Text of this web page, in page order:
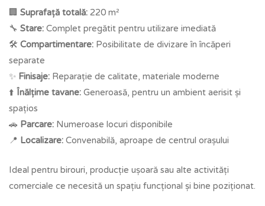
🏢 Suprafață totală: 220 m²
🔧 Stare: Complet pregătit pentru utilizare imediată
🛠️ Compartimentare: Posibilitate de divizare în încăperi
separate
✨ Finisaje: Reparație de calitate, materiale moderne
⬆️ Înălțime tavane: Generoasă, pentru un ambient aerisit și
spațios
🚗 Parcare: Numeroase locuri disponibile
📍 Localizare: Convenabilă, aproape de centrul orașului
Ideal pentru birouri, producție ușoară sau alte activități
comerciale ce necesită un spațiu funcțional și bine poziționat.